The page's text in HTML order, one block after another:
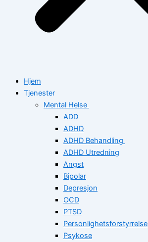
Hjem
Tjenester
Mental Helse
ADD
ADHD
ADHD Behandling
ADHD Utredning
Angst
Bipolar
Depresjon
OCD
PTSD
Personlighetsforstyrrelse
Psykose